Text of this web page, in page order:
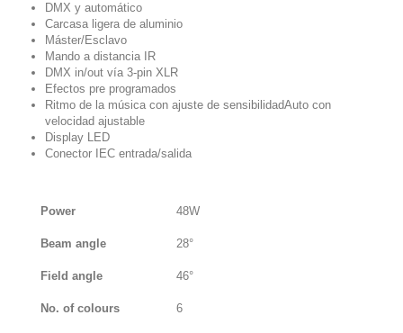
DMX y automático
Carcasa ligera de aluminio
Máster/Esclavo
Mando a distancia IR
DMX in/out vía 3-pin XLR
Efectos pre programados
Ritmo de la música con ajuste de sensibilidadAuto con
velocidad ajustable
Display LED
Conector IEC entrada/salida
Power 48W
Beam angle 28°
Field angle 46°
No. of colours 6